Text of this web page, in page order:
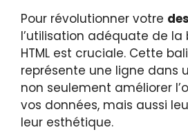
Pour révolutionner votre
l’utilisation adéquate de la
HTML est cruciale. Cette
représente une ligne dans
non seulement améliorer
vos données, mais aussi
leur esthétique.